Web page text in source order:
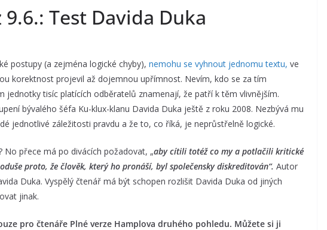
Test Davida Duka
postupy (a zejména logické chyby), nemohu se vyhnout jednomu textu, ve
korektnost projevil až dojemnou upřímnost. Nevím, kdo se za tím
jednotky tisíc platících odběratelů znamenají, že patří k těm vlivnějším.
bývalého šéfa Ku-klux-klanu Davida Duka ještě z roku 2008. Nezbývá mu
jednotlivé záležitosti pravdu a že to, co říká, je neprůstřelně logické.
No přece má po divácích požadovat, „aby cítili totéž co my a potlačili kritické
proto, že člověk, který ho pronáší, byl společensky diskreditován“. Autor
Duka. Vyspělý čtenář má být schopen rozlišit Davida Duka od jiných
jinak.
pro čtenáře Plné verze Hamplova druhého pohledu. Můžete si ji